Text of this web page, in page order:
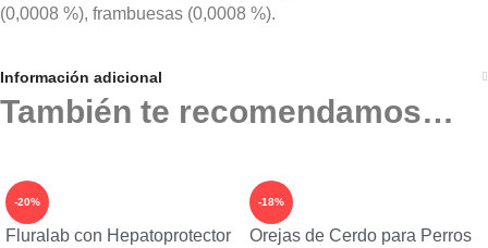
(0,0008 %), frambuesas (0,0008 %).
Información adicional
También te recomendamos…
-20%
Fluralab con Hepatoprotector
-18%
Orejas de Cerdo para Perros